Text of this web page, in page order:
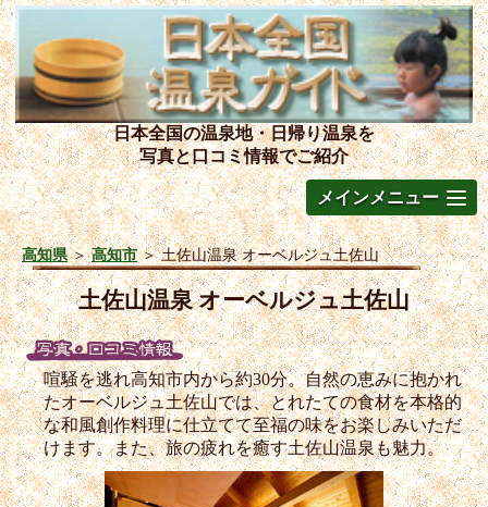
日本全国の温泉地・日帰り温泉を
写真と口コミ情報でご紹介
メインメニュー
高知県＞高知市＞土佐山温泉 オーベルジュ土佐山
土佐山温泉 オーベルジュ土佐山
喧騒を逃れ高知市内から約30分。自然の恵みに抱かれ
たオーベルジュ土佐山では、とれたての食材を本格的
な和風創作料理に仕立てて至福の味をお楽しみいただ
けます。また、旅の疲れを癒す土佐山温泉も魅力。